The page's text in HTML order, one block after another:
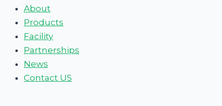
About
Products
Facility
Partnerships
News
Contact US